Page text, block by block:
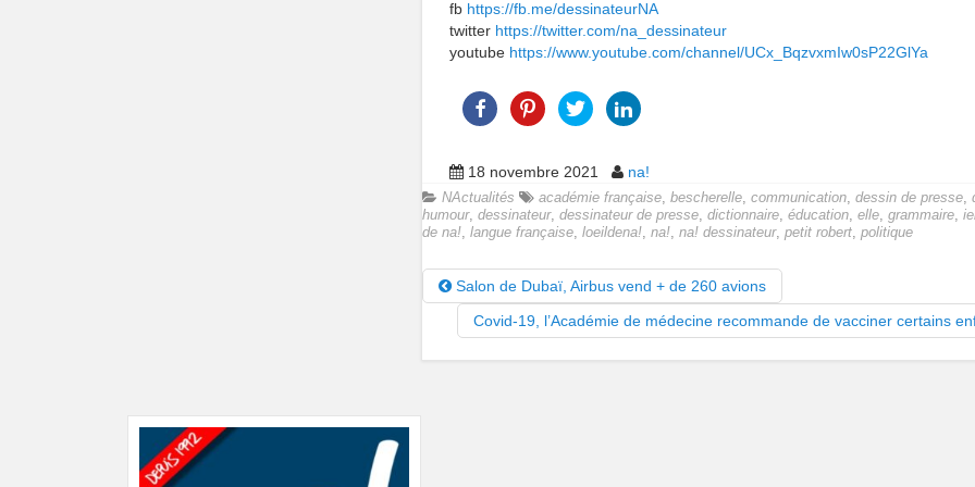
fb https://fb.me/dessinateurNA
twitter https://twitter.com/na_dessinateur
youtube https://www.youtube.com/channel/UCx_BqzvxmIw0sP22GlYa
18 novembre 2021 na!
NActualités académie française, bescherelle, communication, dessin de presse,
humour, dessinateur, dessinateur de presse, dictionnaire, éducation, elle, grammaire,
de na!, langue française, loeildena!, na!, na! dessinateur, petit robert, politique
Salon de Dubaï, Airbus vend + de 260 avions
Covid-19, l’Académie de médecine recommande de vacciner certains